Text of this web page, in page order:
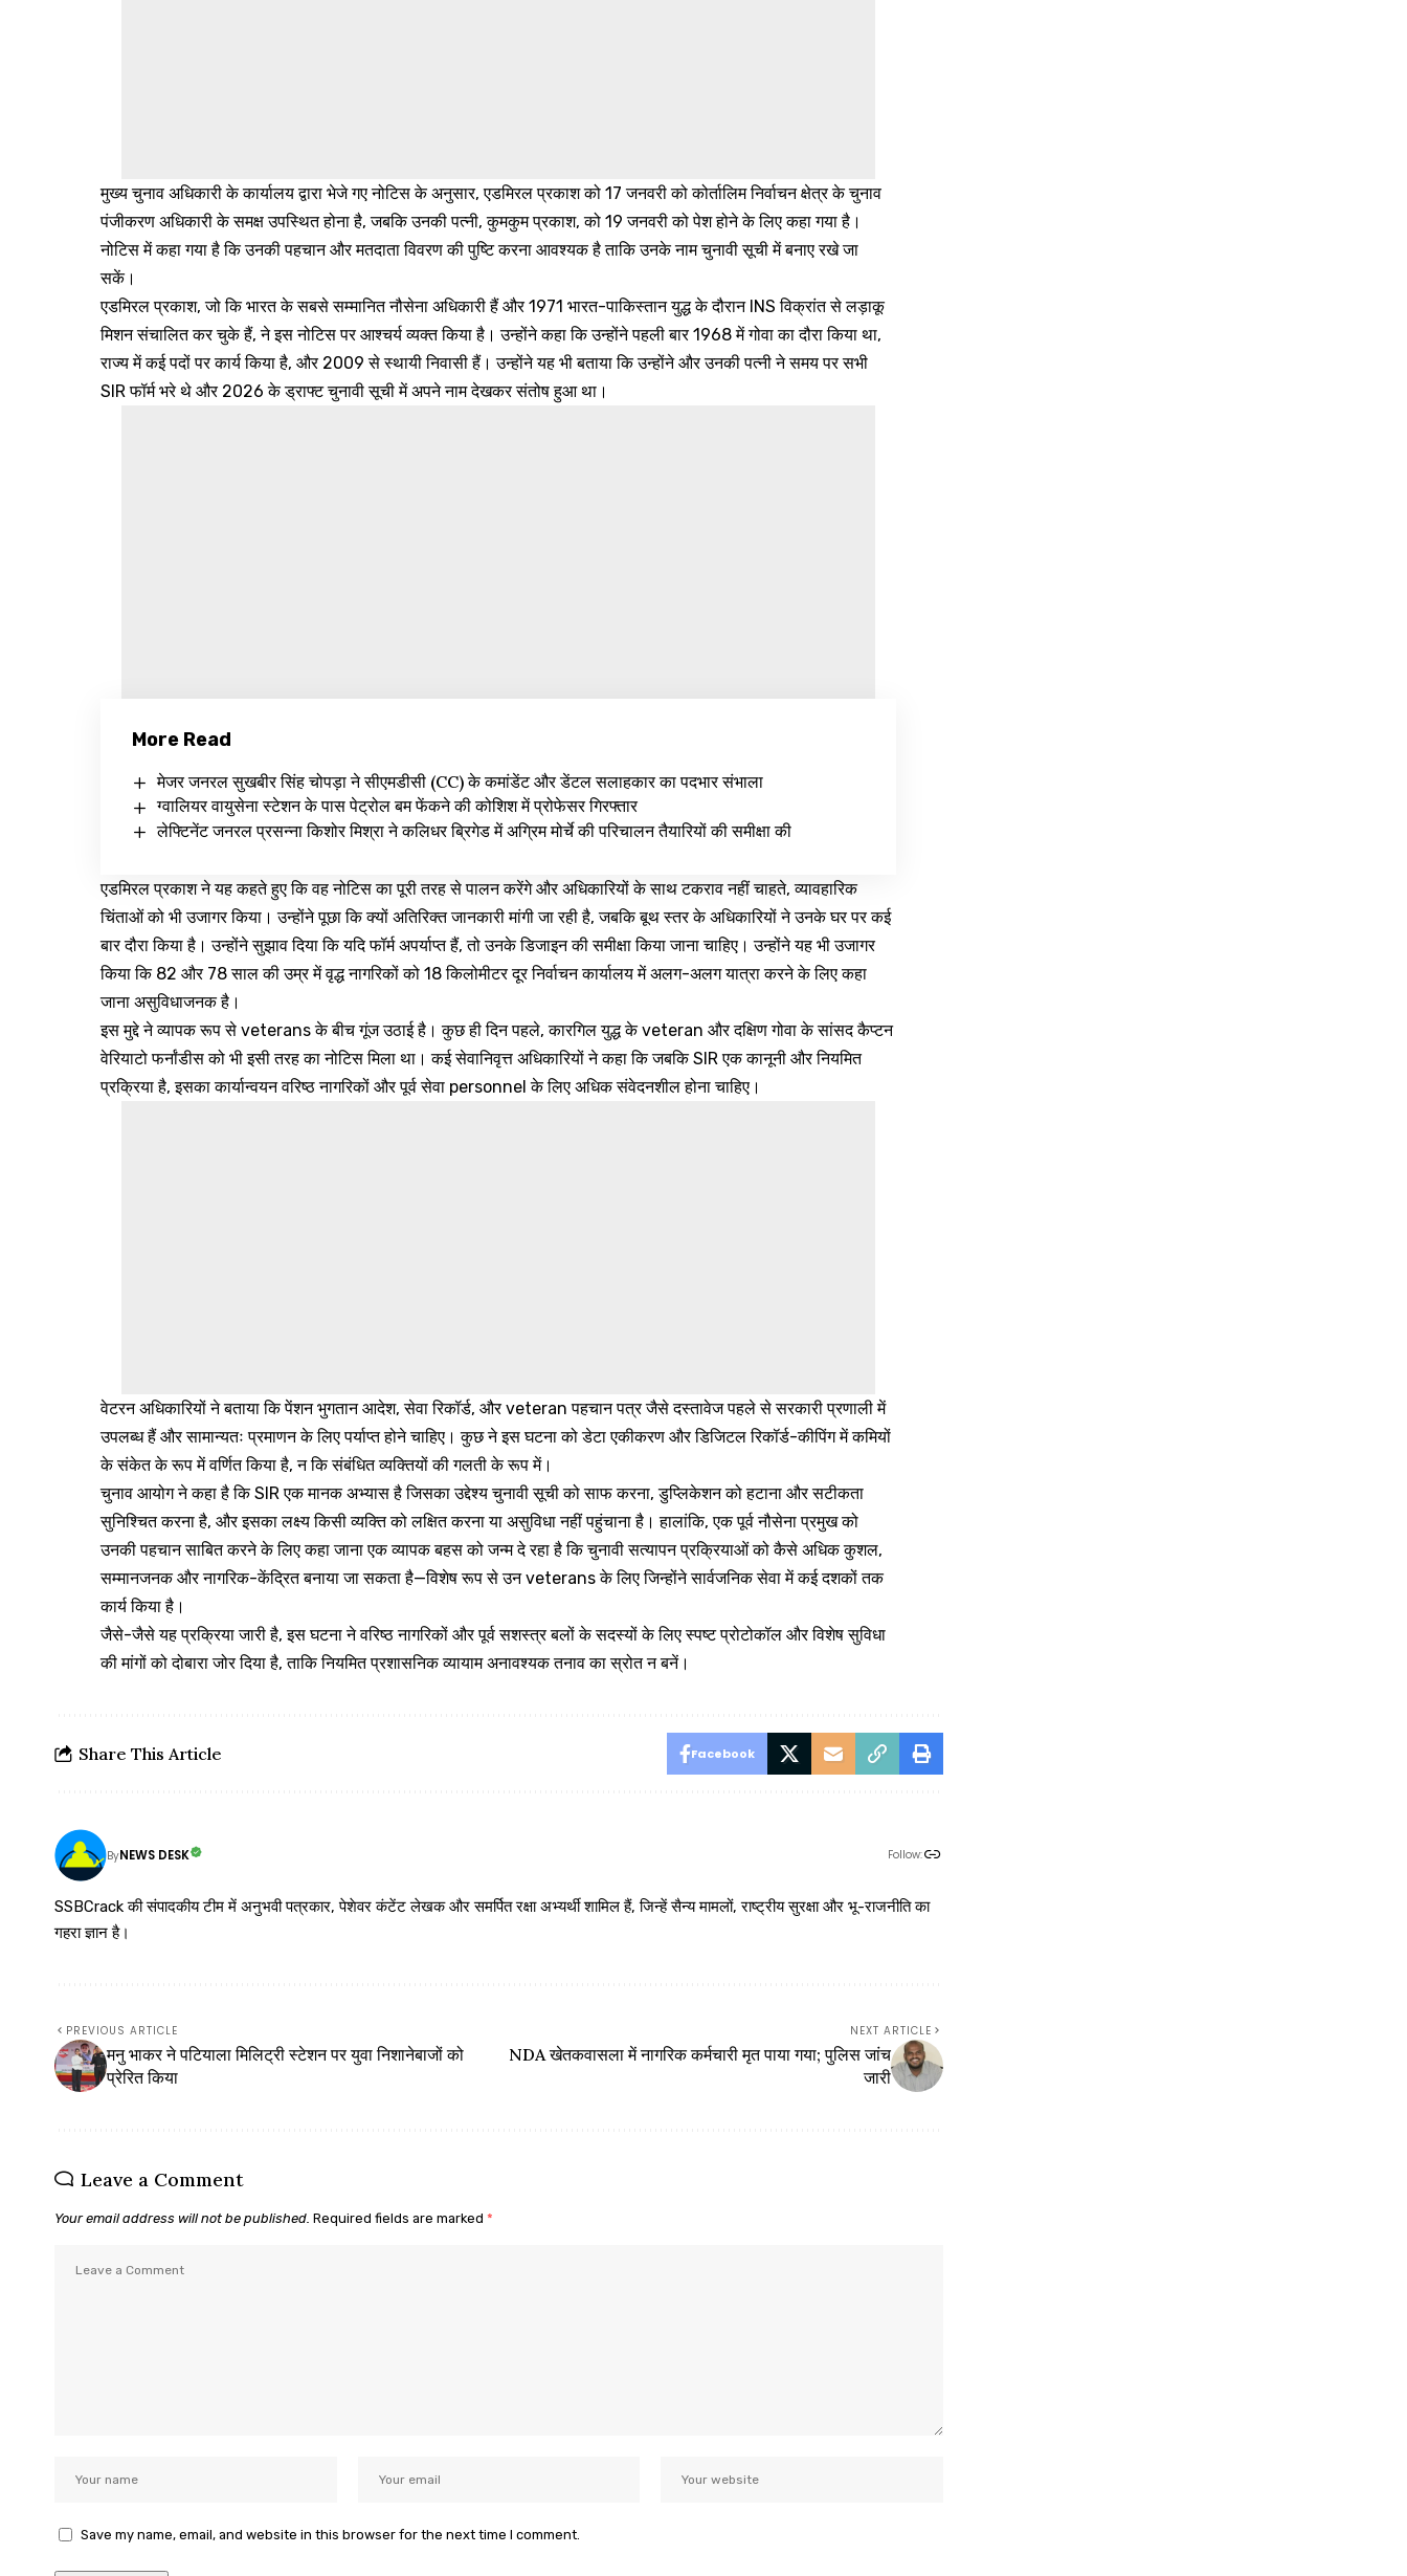
मुख्य चुनाव अधिकारी के कार्यालय द्वारा भेजे गए नोटिस के अनुसार, एडमिरल प्रकाश को 17 जनवरी को कोर्तालिम निर्वाचन क्षेत्र के चुनाव
पंजीकरण अधिकारी के समक्ष उपस्थित होना है, जबकि उनकी पत्नी, कुमकुम प्रकाश, को 19 जनवरी को पेश होने के लिए कहा गया है।
नोटिस में कहा गया है कि उनकी पहचान और मतदाता विवरण की पुष्टि करना आवश्यक है ताकि उनके नाम चुनावी सूची में बनाए रखे जा
सकें।
एडमिरल प्रकाश, जो कि भारत के सबसे सम्मानित नौसेना अधिकारी हैं और 1971 भारत-पाकिस्तान युद्ध के दौरान INS विक्रांत से लड़ाकू
मिशन संचालित कर चुके हैं, ने इस नोटिस पर आश्चर्य व्यक्त किया है। उन्होंने कहा कि उन्होंने पहली बार 1968 में गोवा का दौरा किया था,
राज्य में कई पदों पर कार्य किया है, और 2009 से स्थायी निवासी हैं। उन्होंने यह भी बताया कि उन्होंने और उनकी पत्नी ने समय पर सभी
SIR फॉर्म भरे थे और 2026 के ड्राफ्ट चुनावी सूची में अपने नाम देखकर संतोष हुआ था।
More Read
मेजर जनरल सुखबीर सिंह चोपड़ा ने सीएमडीसी (CC) के कमांडेंट और डेंटल सलाहकार का पदभार संभाला
ग्वालियर वायुसेना स्टेशन के पास पेट्रोल बम फेंकने की कोशिश में प्रोफेसर गिरफ्तार
लेफ्टिनेंट जनरल प्रसन्ना किशोर मिश्रा ने कलिधर ब्रिगेड में अग्रिम मोर्चे की परिचालन तैयारियों की समीक्षा की
एडमिरल प्रकाश ने यह कहते हुए कि वह नोटिस का पूरी तरह से पालन करेंगे और अधिकारियों के साथ टकराव नहीं चाहते, व्यावहारिक
चिंताओं को भी उजागर किया। उन्होंने पूछा कि क्यों अतिरिक्त जानकारी मांगी जा रही है, जबकि बूथ स्तर के अधिकारियों ने उनके घर पर कई
बार दौरा किया है। उन्होंने सुझाव दिया कि यदि फॉर्म अपर्याप्त हैं, तो उनके डिजाइन की समीक्षा किया जाना चाहिए। उन्होंने यह भी उजागर
किया कि 82 और 78 साल की उम्र में वृद्ध नागरिकों को 18 किलोमीटर दूर निर्वाचन कार्यालय में अलग-अलग यात्रा करने के लिए कहा
जाना असुविधाजनक है।
इस मुद्दे ने व्यापक रूप से veterans के बीच गूंज उठाई है। कुछ ही दिन पहले, कारगिल युद्ध के veteran और दक्षिण गोवा के सांसद कैप्टन
वेरियाटो फर्नांडीस को भी इसी तरह का नोटिस मिला था। कई सेवानिवृत्त अधिकारियों ने कहा कि जबकि SIR एक कानूनी और नियमित
प्रक्रिया है, इसका कार्यान्वयन वरिष्ठ नागरिकों और पूर्व सेवा personnel के लिए अधिक संवेदनशील होना चाहिए।
वेटरन अधिकारियों ने बताया कि पेंशन भुगतान आदेश, सेवा रिकॉर्ड, और veteran पहचान पत्र जैसे दस्तावेज पहले से सरकारी प्रणाली में
उपलब्ध हैं और सामान्यतः प्रमाणन के लिए पर्याप्त होने चाहिए। कुछ ने इस घटना को डेटा एकीकरण और डिजिटल रिकॉर्ड-कीपिंग में कमियों
के संकेत के रूप में वर्णित किया है, न कि संबंधित व्यक्तियों की गलती के रूप में।
चुनाव आयोग ने कहा है कि SIR एक मानक अभ्यास है जिसका उद्देश्य चुनावी सूची को साफ करना, डुप्लिकेशन को हटाना और सटीकता
सुनिश्चित करना है, और इसका लक्ष्य किसी व्यक्ति को लक्षित करना या असुविधा नहीं पहुंचाना है। हालांकि, एक पूर्व नौसेना प्रमुख को
उनकी पहचान साबित करने के लिए कहा जाना एक व्यापक बहस को जन्म दे रहा है कि चुनावी सत्यापन प्रक्रियाओं को कैसे अधिक कुशल,
सम्मानजनक और नागरिक-केंद्रित बनाया जा सकता है—विशेष रूप से उन veterans के लिए जिन्होंने सार्वजनिक सेवा में कई दशकों तक
कार्य किया है।
जैसे-जैसे यह प्रक्रिया जारी है, इस घटना ने वरिष्ठ नागरिकों और पूर्व सशस्त्र बलों के सदस्यों के लिए स्पष्ट प्रोटोकॉल और विशेष सुविधा
की मांगों को दोबारा जोर दिया है, ताकि नियमित प्रशासनिक व्यायाम अनावश्यक तनाव का स्रोत न बनें।
Share This Article Facebook
ByNEWS DESK Follow:
SSBCrack की संपादकीय टीम में अनुभवी पत्रकार, पेशेवर कंटेंट लेखक और समर्पित रक्षा अभ्यर्थी शामिल हैं, जिन्हें सैन्य मामलों, राष्ट्रीय सुरक्षा और भू-राजनीति का
गहरा ज्ञान है।
PREVIOUS ARTICLE
मनु भाकर ने पटियाला मिलिट्री स्टेशन पर युवा निशानेबाजों को
प्रेरित किया
NEXT ARTICLE
NDA खेतकवासला में नागरिक कर्मचारी मृत पाया गया; पुलिस जांच
जारी
Leave a Comment
Your email address will not be published. Required fields are marked *
Save my name, email, and website in this browser for the next time I comment.